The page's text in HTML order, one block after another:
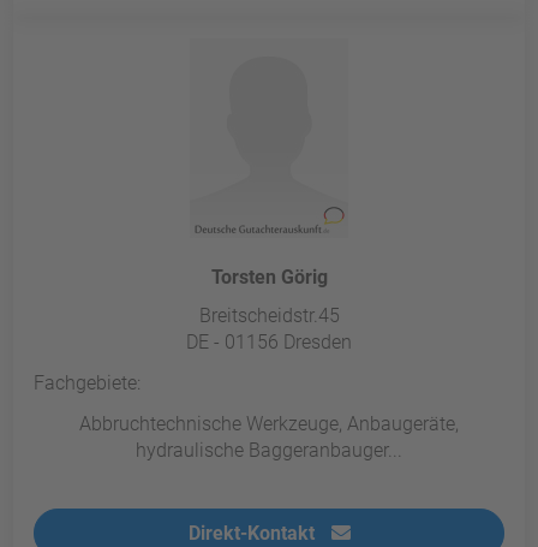
Torsten Görig
Breitscheidstr.45
DE - 01156 Dresden
Fachgebiete:
Abbruchtechnische Werkzeuge, Anbaugeräte,
hydraulische Baggeranbauger...
Direkt-Kontakt